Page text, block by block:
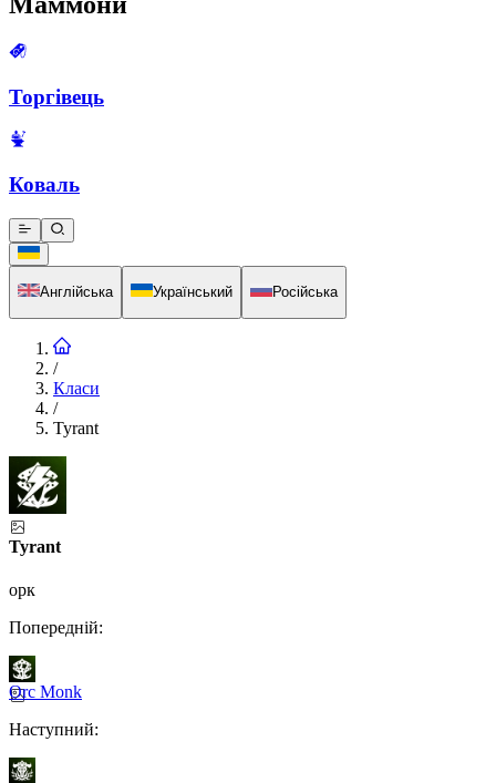
Торгівець
Коваль
Англійська Український Російська
/
Класи
/
Tyrant
Tyrant
орк
Попередній:
Orc Monk
Наступний: